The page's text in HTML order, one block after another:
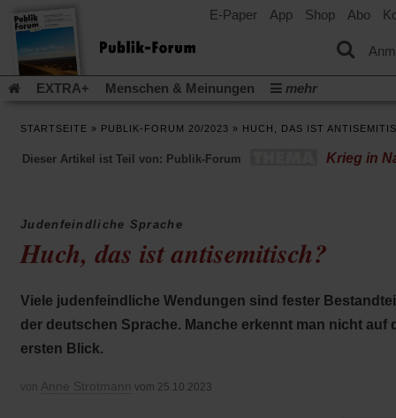
E-Paper App Shop Abo
EXTRA+ Menschen & Meinungen
mehr
Publik-Forum Archiv
EXTRA
Edition Dossier Weisheitsletter
Spiritletter
(Öffnet
in
einem
Tab)
in
einem
Tab)
Gleichberechtigung
Künstliche Intelligenz(Öffnet
einem
neuen
Tab)
Was gibt
in
einem
neuen
in
Flucht und Migration
Video-Podcast »Veranstaltungen«
Podcast »Veranstaltungen«
STARTSEITE » PUBLIK-FORUM 20/2023 » HUCH, DAS IST
Dieser Artikel ist Teil von: Publik-Forum Krieg in
Judenfeindliche Sprache
Huch, das ist antisemitisch?
Viele judenfeindliche Wendungen sind fester
der deutschen Sprache. Manche erkennt man nicht auf
ersten Blick.
von Anne Strotmann vom 25.10.2023